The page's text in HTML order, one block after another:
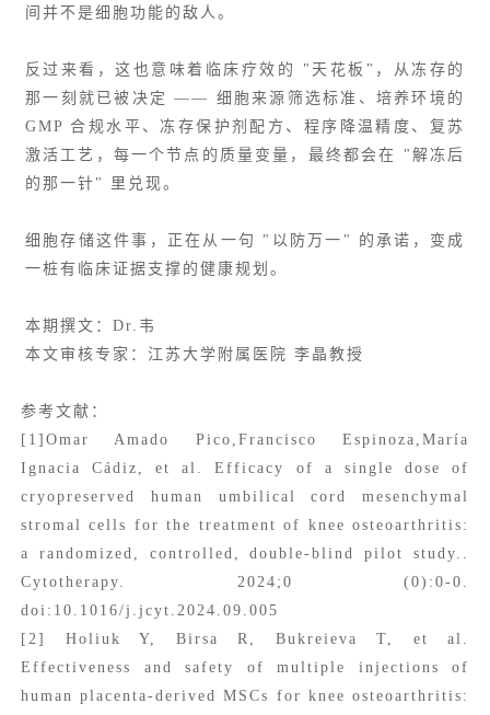
间并不是细胞功能的敌人。
反过来看，这也意味着临床疗效的 "天花板"，从冻存的
那一刻就已被决定 —— 细胞来源筛选标准、培养环境的
GMP 合规水平、冻存保护剂配方、程序降温精度、复苏
激活工艺，每一个节点的质量变量，最终都会在 "解冻后
的那一针" 里兑现。
细胞存储这件事，正在从一句 "以防万一" 的承诺，变成
一桩有临床证据支撑的健康规划。
本期撰文：Dr.韦
本文审核专家：江苏大学附属医院 李晶教授
参考文献：
[1]Omar Amado Pico,Francisco Espinoza,María
Ignacia Cádiz, et al. Efficacy of a single dose of
cryopreserved human umbilical cord mesenchymal
stromal cells for the treatment of knee osteoarthritis:
a randomized, controlled, double-blind pilot study..
Cytotherapy. 2024;0 (0):0-0.
doi:10.1016/j.jcyt.2024.09.005
[2] Holiuk Y, Birsa R, Bukreieva T, et al.
Effectiveness and safety of multiple injections of
human placenta-derived MSCs for knee osteoarthritis: